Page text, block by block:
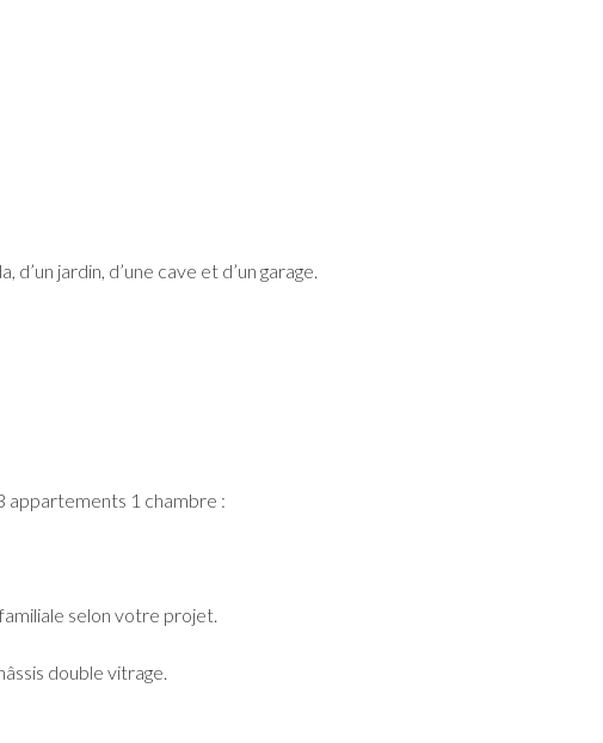
jardin, d’une cave et d’un garage.
appartements 1 chambre :
selon votre projet.
double vitrage.